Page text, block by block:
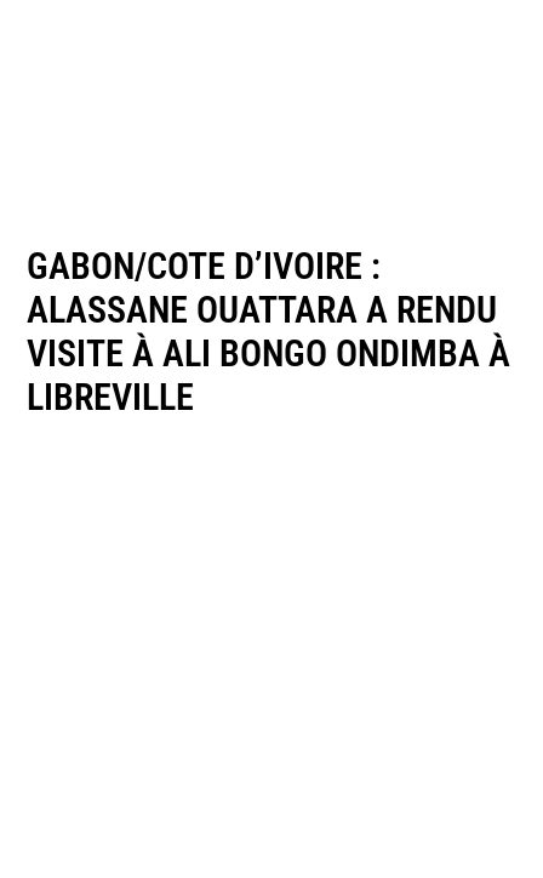
GABON/COTE D’IVOIRE :
ALASSANE OUATTARA A RENDU
VISITE À ALI BONGO ONDIMBA À
LIBREVILLE